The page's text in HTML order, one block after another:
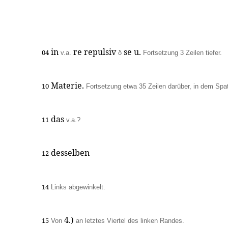
04 in v.a. re repulsiv δ se u. Fortsetzung 3 Zeilen tiefer.
10 Materie. Fortsetzung etwa 35 Zeilen darüber, in dem
11 das v.a.?
12 desselben
14 Links abgewinkelt.
15 Von 4.) an letztes Viertel des linken Randes.